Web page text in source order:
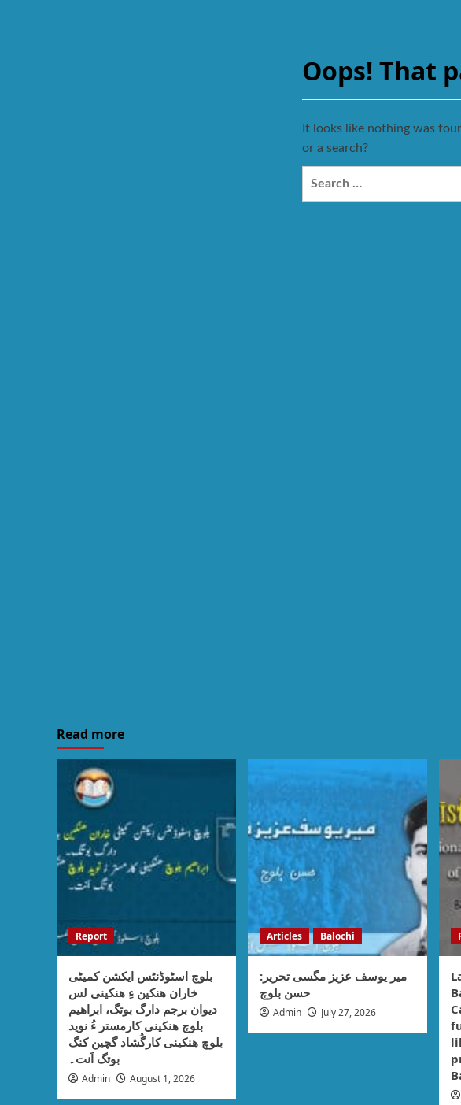
Oops! That
It looks like nothing was
or a search?
Read more
Report
بلوچ اسٹوڈنٹس ایکشن کمیٹی
خاران ھنکین ءِ ھنکینی لس
دیوان برجم دارگ بوتگ، ابراھیم
بلوچ ھنکینی کارمستر ءُ نوید
بلوچ ھنکینی کارگُشاد گچین کنگ
بوتگ اَنت۔
Admin August 1, 2026
Articles Balochi
میر یوسف عزیز مگسی تحریر:
حسن بلوچ
Admin July 27, 2026